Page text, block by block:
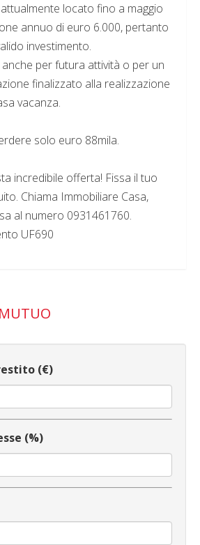
locato fino a maggio
annuo di euro 6.000, pertanto
investimento.
per futura attività o per un
finalizzato alla realizzazione
vacanza.
solo euro 88mila.
incredibile offerta! Fissa il tuo
Chiama Immobiliare Casa,
al numero 0931461760.
UF690
(€)
(%)